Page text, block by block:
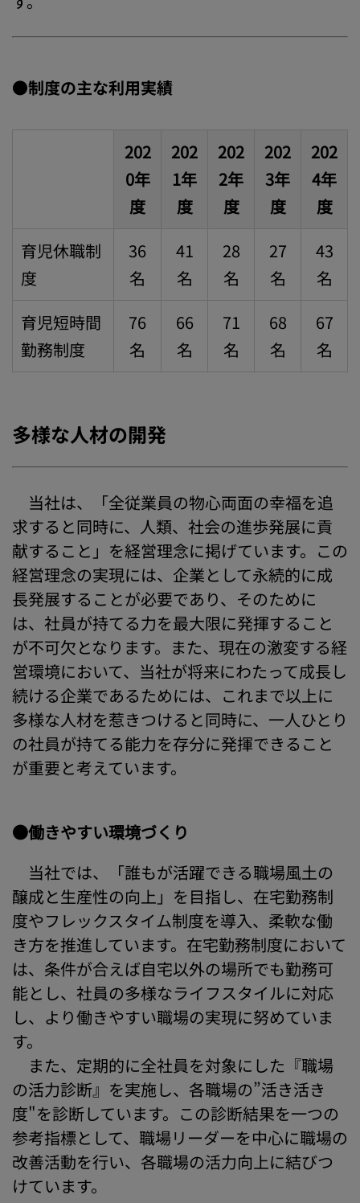
●制度の主な利用実績
202
0年
度
202
1年
度
202
2年
度
202
3年
度
202
4年
度
育児休職制
度
36
名
41
名
28
名
27
名
43
名
育児短時間
勤務制度
76
名
66
名
71
名
68
名
67
名
多様な人材の開発
当社は、「全従業員の物心両面の幸福を追
求すると同時に、人類、社会の進歩発展に貢
献すること」を経営理念に掲げています。この
経営理念の実現には、企業として永続的に成
長発展することが必要であり、そのために
は、社員が持てる力を最大限に発揮すること
が不可欠となります。また、現在の激変する経
営環境において、当社が将来にわたって成長し
続ける企業であるためには、これまで以上に
多様な人材を惹きつけると同時に、一人ひとり
の社員が持てる能力を存分に発揮できること
が重要と考えています。
●働きやすい環境づくり
当社では、「誰もが活躍できる職場風土の
醸成と生産性の向上」を目指し、在宅勤務制
度やフレックスタイム制度を導入、柔軟な働
き方を推進しています。在宅勤務制度において
は、条件が合えば自宅以外の場所でも勤務可
能とし、社員の多様なライフスタイルに対応
し、より働きやすい職場の実現に努めていま
す。
また、定期的に全社員を対象にした『職場
の活力診断』を実施し、各職場の”活き活き
度"を診断しています。この診断結果を一つの
参考指標として、職場リーダーを中心に職場の
改善活動を行い、各職場の活力向上に結びつ
けています。